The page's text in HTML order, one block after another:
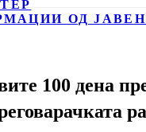
ОД ЈАВЕН
100 дена